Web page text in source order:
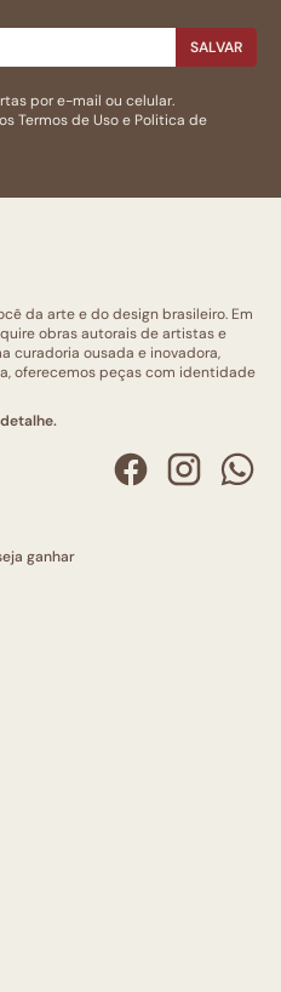
SALVAR
por e-mail ou celular.
Termos de Usoe Politica de
da arte e do design brasileiro. Em
obras autorais de artistas e
curadoria ousada e inovadora,
oferecemos peças com identidade
ganhar